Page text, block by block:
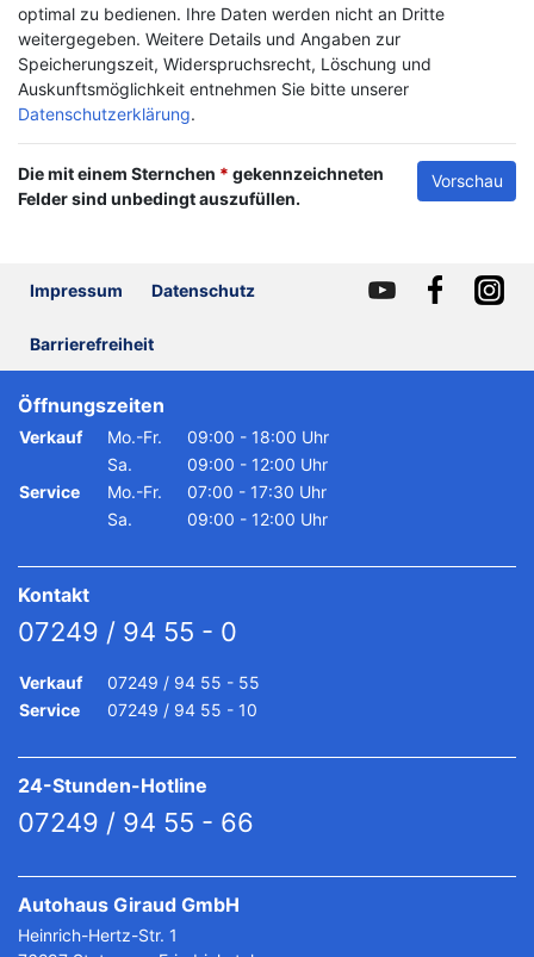
optimal zu bedienen. Ihre Daten werden nicht an Dritte
weitergegeben. Weitere Details und Angaben zur
Speicherungszeit, Widerspruchsrecht, Löschung und
Auskunftsmöglichkeit entnehmen Sie bitte unserer
Datenschutzerklärung.
Vorschau
Die mit einem Sternchen * gekennzeichneten
Felder sind unbedingt auszufüllen.
Impressum Datenschutz
Barrierefreiheit
Öffnungszeiten
Verkauf Mo.-Fr.
09:00 - 18:00 Uhr
Sa.
09:00 - 12:00 Uhr
Service
Mo.-Fr.
07:00 - 17:30 Uhr
Sa.
09:00 - 12:00 Uhr
Kontakt
07249 / 94 55 - 0
Verkauf
07249 / 94 55 - 55
Service
07249 / 94 55 - 10
24-Stunden-Hotline
07249 / 94 55 - 66
Autohaus Giraud GmbH
Heinrich-Hertz-Str. 1